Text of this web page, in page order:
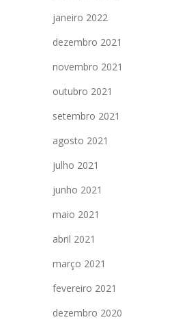
janeiro 2022
dezembro 2021
novembro 2021
outubro 2021
setembro 2021
agosto 2021
julho 2021
junho 2021
maio 2021
abril 2021
março 2021
fevereiro 2021
dezembro 2020